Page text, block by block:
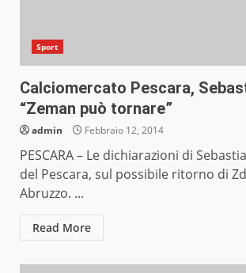
Sport
Calciomercato Pescara,
“Zeman può tornare”
admin Febbraio 12, 2014
PESCARA – Le dichiarazioni di
del Pescara, sul possibile ritorno di
Abruzzo. ...
Read More